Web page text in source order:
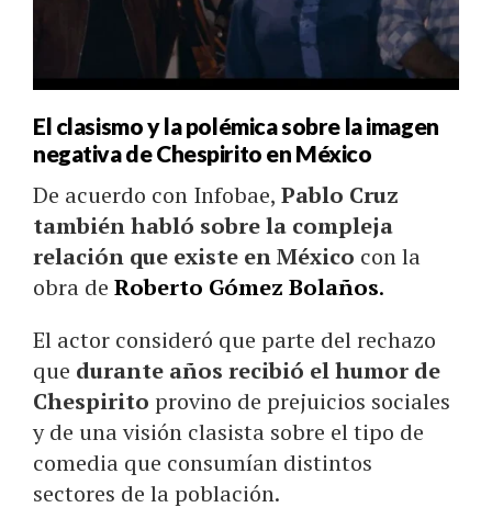
El clasismo y la polémica sobre la imagen
negativa de Chespirito en México
De acuerdo con Infobae, Pablo Cruz
también habló sobre la compleja
relación que existe en México con la
obra de Roberto Gómez Bolaños.
El actor consideró que parte del rechazo
que durante años recibió el humor de
Chespirito provino de prejuicios sociales
y de una visión clasista sobre el tipo de
comedia que consumían distintos
sectores de la población.